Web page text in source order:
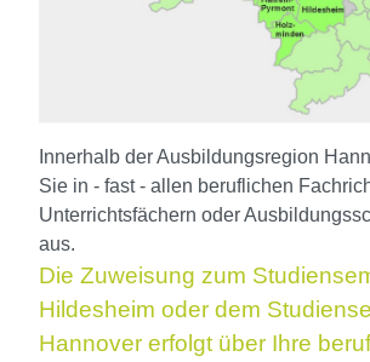
Innerhalb der Ausbildungsregion
Sie in - fast - allen beruflichen
Unterrichtsfächern oder
aus.
Die Zuweisung zum
Hildesheim oder dem
Hannover erfolgt über Ihre